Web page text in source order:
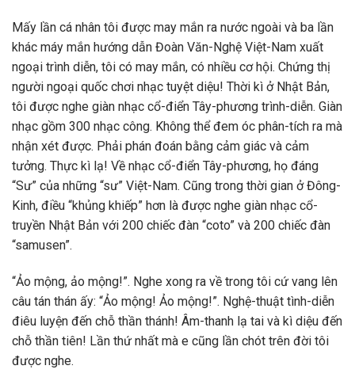
Mấy lần cá nhân tôi được may mắn ra nước ngoài và ba lần
khác máy mắn hướng dẫn Đoàn Văn-Nghệ Việt-Nam xuất
ngoại trình diễn, tôi có may mắn, có nhiều cơ hội. Chứng thị
người ngoại quốc chơi nhạc tuyệt diệu! Thời kì ở Nhật Bản,
tôi được nghe giàn nhạc cổ-điển Tây-phương trình-diễn. Giàn
nhạc gồm 300 nhạc công. Không thể đem óc phân-tích ra mà
nhận xét được. Phải phán đoán bằng cảm giác và cảm
tưởng. Thực kì lạ! Về nhạc cổ-điển Tây-phương, họ đáng
“Sư” của những “sư” Việt-Nam. Cũng trong thời gian ở Đông-
Kinh, điều “khủng khiếp” hơn là được nghe giàn nhạc cổ-
truyền Nhật Bản với 200 chiếc đàn “coto” và 200 chiếc đàn
“samusen”.
“Ảo mộng, ảo mộng!”. Nghe xong ra về trong tôi cứ vang lên
câu tán thán ấy: “Ảo mộng! Ảo mộng!”. Nghệ-thuật tình-diễn
điêu luyện đến chỗ thần thánh! Âm-thanh lạ tai và kì diệu đến
chỗ thần tiên! Lần thứ nhất mà e cũng lần chót trên đời tôi
được nghe.